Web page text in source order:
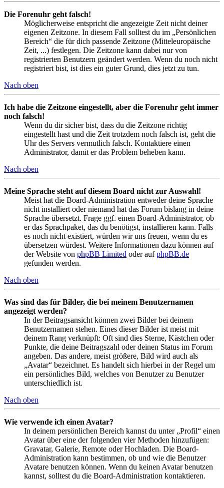
Die Forenuhr geht falsch!
Möglicherweise entspricht die angezeigte Zeit nicht deiner
eigenen Zeitzone. In diesem Fall solltest du im „Persönlichen
Bereich“ die für dich passende Zeitzone (Mitteleuropäische
Zeit, ...) festlegen. Die Zeitzone kann dabei nur von
registrierten Benutzern geändert werden. Wenn du noch nicht
registriert bist, ist dies ein guter Grund, dies jetzt zu tun.
Nach oben
Ich habe die Zeitzone eingestellt, aber die Forenuhr geht immer
noch falsch!
Wenn du dir sicher bist, dass du die Zeitzone richtig
eingestellt hast und die Zeit trotzdem noch falsch ist, geht die
Uhr des Servers vermutlich falsch. Kontaktiere einen
Administrator, damit er das Problem beheben kann.
Nach oben
Meine Sprache steht auf diesem Board nicht zur Auswahl!
Meist hat die Board-Administration entweder deine Sprache
nicht installiert oder niemand hat das Forum bislang in deine
Sprache übersetzt. Frage ggf. einen Board-Administrator, ob
er das Sprachpaket, das du benötigst, installieren kann. Falls
es noch nicht existiert, würden wir uns freuen, wenn du es
übersetzen würdest. Weitere Informationen dazu können auf
der Website von phpBB Limited oder aufphpBB.de
gefunden werden.
Nach oben
Was sind das für Bilder, die bei meinem Benutzernamen
angezeigt werden?
In der Beitragsansicht können zwei Bilder bei deinem
Benutzernamen stehen. Eines dieser Bilder ist meist mit
deinem Rang verknüpft: Oft sind dies Sterne, Kästchen oder
Punkte, die deine Beitragszahl oder deinen Status im Forum
angeben. Das andere, meist größere, Bild wird auch als
„Avatar“ bezeichnet. Es handelt sich hierbei in der Regel um
ein persönliches Bild, welches von Benutzer zu Benutzer
unterschiedlich ist.
Nach oben
Wie verwende ich einen Avatar?
In deinem persönlichen Bereich kannst du unter „Profil“ einen
Avatar über eine der folgenden vier Methoden hinzufügen:
Gravatar, Galerie, Remote oder Hochladen. Die Board-
Administration kann bestimmen, ob und wie die Benutzer
Avatare benutzen können. Wenn du keinen Avatar benutzen
kannst, solltest du die Board-Administration kontaktieren.